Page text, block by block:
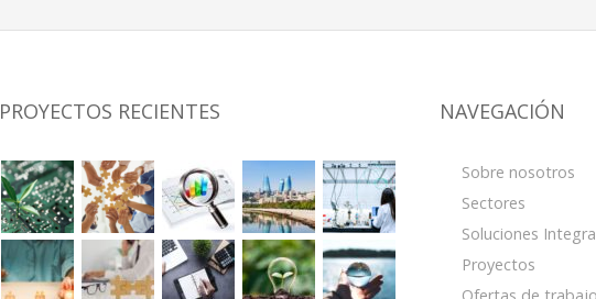
PROYECTOS RECIENTES NAVEGACIÓN
Sobre nosotros
Sectores
Soluciones
Proyectos
Ofertas de trabajo